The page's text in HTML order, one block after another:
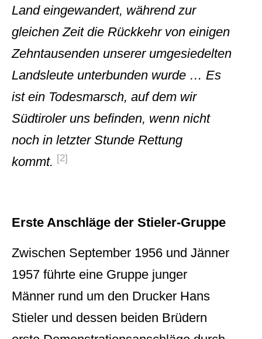
Land eingewandert, während zur
gleichen Zeit die Rückkehr von einigen
Zehntausenden unserer umgesiedelten
Landsleute unterbunden wurde … Es
ist ein Todesmarsch, auf dem wir
Südtiroler uns befinden, wenn nicht
noch in letzter Stunde Rettung
kommt. [2]
Erste Anschläge der Stieler-Gruppe
Zwischen September 1956 und Jänner
1957 führte eine Gruppe junger
Männer rund um den Drucker Hans
Stieler und dessen beiden Brüdern